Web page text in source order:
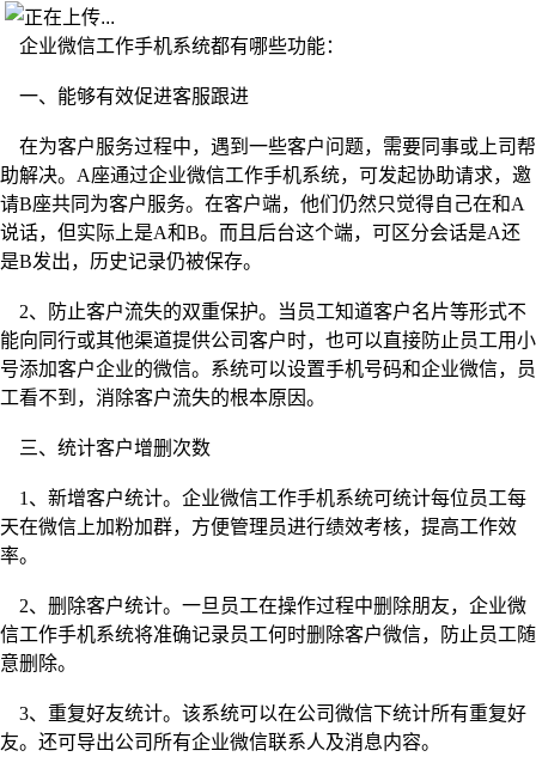
企业微信工作手机系统都有哪些功能：
一、能够有效促进客服跟进
在为客户服务过程中，遇到一些客户问题，需要同事或上司帮
助解决。 A座通过企业微信工作手机系统，可发起协助请求，邀
请B座共同为客户服务。在客户端，他们仍然只觉得自己在和A
说话，但实际上是A和B。而且后台这个端，可区分会话是A还
是B发出，历史记录仍被保存。
2、防止客户流失的双重保护。当员工知道客户名片等形式不
能向同行或其他渠道提供公司客户时，也可以直接防止员工用小
号添加客户企业的微信。系统可以设置手机号码和企业微信，员
工看不到，消除客户流失的根本原因。
三、统计客户增删次数
1、新增客户统计。企业微信工作手机系统可统计每位员工每
天在微信上加粉加群，方便管理员进行绩效考核，提高工作效
率。
2、删除客户统计。一旦员工在操作过程中删除朋友，企业微
信工作手机系统将准确记录员工何时删除客户微信，防止员工随
意删除。
3、重复好友统计。该系统可以在公司微信下统计所有重复好
友。还可导出公司所有企业微信联系人及消息内容。